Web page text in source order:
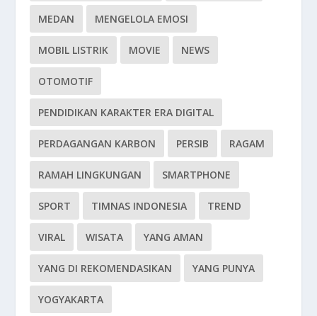
MEDAN MENGELOLA EMOSI
MOBIL LISTRIK MOVIE NEWS
OTOMOTIF
PENDIDIKAN KARAKTER ERA DIGITAL
PERDAGANGAN KARBON PERSIB RAGAM
RAMAH LINGKUNGAN SMARTPHONE
SPORT TIMNAS INDONESIA TREND
VIRAL WISATA YANG AMAN
YANG DI REKOMENDASIKAN YANG PUNYA
YOGYAKARTA